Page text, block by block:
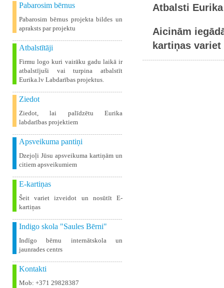
Pabarosim bērnus
Pabarosim bērnus projekta bildes un
apraksts par projektu
Atbalstītāji
Firmu logo kuri vairāku gadu laikā ir
atbalstījuši vai turpina atbalstīt
Eurika.lv Labdarības projektus.
Ziedot
Ziedot, lai palīdzētu Eurika
labdarības projektiem
Apsveikuma pantiņi
Dzejoļi Jūsu apsveikuma kartiņām un
citiem apsveikumiem
E-kartiņas
Šeit variet izveidot un nosūtīt E-
kartiņas
Indigo skola "Saules Bērni"
Indīgo bērnu internātskola un
jaunrades centrs
Kontakti
Mob: +371 29828387
Atbalsti
Aicinām
kartiņas variet